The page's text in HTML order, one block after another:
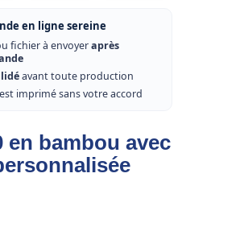
en ligne sereine
fichier à envoyeraprès
avant toute production
imprimé sans votre accord
en bambou avec